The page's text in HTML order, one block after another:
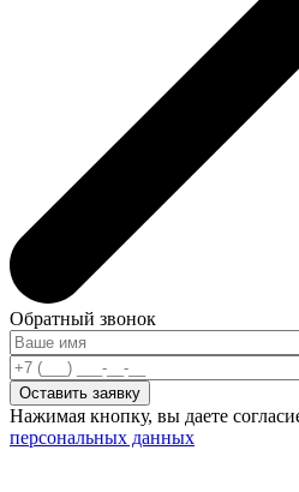
Обратный звонок
Нажимая кнопку, вы даете
персональных данных